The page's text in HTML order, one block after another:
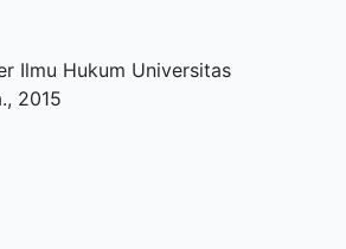
Ilmu Hukum Universitas
., 2015